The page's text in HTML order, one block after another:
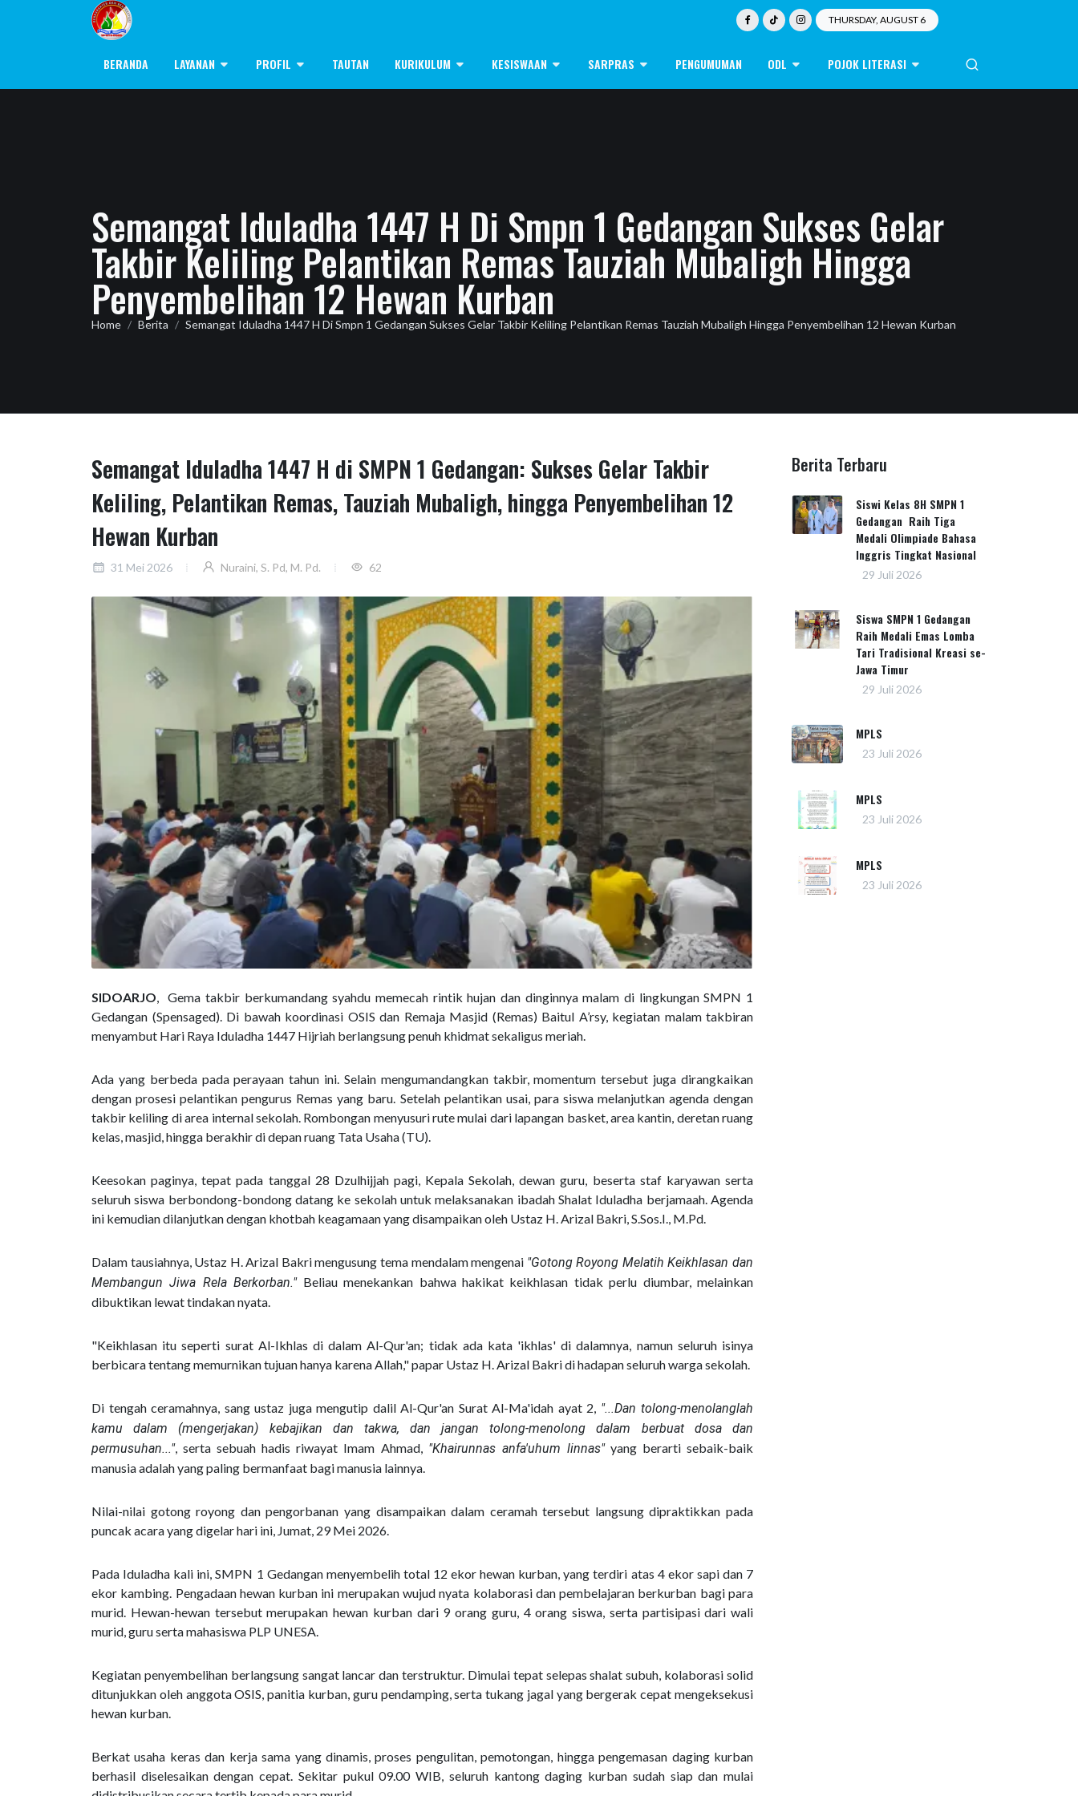
THURSDAY, AUGUST 6
BERANDA LAYANAN PROFIL TAUTAN KURIKULUM KESISWAAN SARPRAS PENGUMUMAN ODL POJOK LITERASI
Semangat Iduladha 1447 H Di Smpn 1 Gedangan Sukses Gelar
Takbir Keliling Pelantikan Remas Tauziah Mubaligh Hingga
Penyembelihan 12 Hewan Kurban
Home Berita Semangat Iduladha 1447 H Di Smpn 1 Gedangan Sukses Gelar Takbir Keliling Pelantikan Remas Tauziah Mubaligh Hingga Penyembelihan 12 Hewan Kurban
Semangat Iduladha 1447 H di SMPN 1 Gedangan: Sukses Gelar Takbir
Keliling, Pelantikan Remas, Tauziah Mubaligh, hingga Penyembelihan 12
Hewan Kurban
31 Mei 2026 Nuraini, S. Pd, M. Pd. 62
SIDOARJO , Gema takbir berkumandang syahdu memecah rintik hujan dan dinginnya malam di lingkungan SMPN 1
Gedangan (Spensaged). Di bawah koordinasi OSIS dan Remaja Masjid (Remas) Baitul A’rsy, kegiatan malam takbiran
menyambut Hari Raya Iduladha 1447 Hijriah berlangsung penuh khidmat sekaligus meriah.
Ada yang berbeda pada perayaan tahun ini. Selain mengumandangkan takbir, momentum tersebut juga dirangkaikan
dengan prosesi pelantikan pengurus Remas yang baru. Setelah pelantikan usai, para siswa melanjutkan agenda dengan
takbir keliling di area internal sekolah. Rombongan menyusuri rute mulai dari lapangan basket, area kantin, deretan ruang
kelas, masjid, hingga berakhir di depan ruang Tata Usaha (TU).
Keesokan paginya, tepat pada tanggal 28 Dzulhijjah pagi, Kepala Sekolah, dewan guru, beserta staf karyawan serta
seluruh siswa berbondong-bondong datang ke sekolah untuk melaksanakan ibadah Shalat Iduladha berjamaah. Agenda
ini kemudian dilanjutkan dengan khotbah keagamaan yang disampaikan oleh Ustaz H. Arizal Bakri, S.Sos.I., M.Pd.
Dalam tausiahnya, Ustaz H. Arizal Bakri mengusung tema mendalam mengenai "Gotong Royong Melatih Keikhlasan dan
Membangun Jiwa Rela Berkorban."Beliau menekankan bahwa hakikat keikhlasan tidak perlu diumbar, melainkan
dibuktikan lewat tindakan nyata.
"Keikhlasan itu seperti surat Al-Ikhlas di dalam Al-Qur'an; tidak ada kata 'ikhlas' di dalamnya, namun seluruh isinya
berbicara tentang memurnikan tujuan hanya karena Allah," papar Ustaz H. Arizal Bakri di hadapan seluruh warga sekolah.
Di tengah ceramahnya, sang ustaz juga mengutip dalil Al-Qur'an Surat Al-Ma'idah ayat 2, "...Dan tolong-menolanglah
kamu dalam (mengerjakan) kebajikan dan takwa, dan jangan tolong-menolong dalam berbuat dosa dan
permusuhan...", serta sebuah hadis riwayat Imam Ahmad, "Khairunnas anfa'uhum linnas"yang berarti sebaik-baik
manusia adalah yang paling bermanfaat bagi manusia lainnya.
Nilai-nilai gotong royong dan pengorbanan yang disampaikan dalam ceramah tersebut langsung dipraktikkan pada
puncak acara yang digelar hari ini, Jumat, 29 Mei 2026.
Pada Iduladha kali ini, SMPN 1 Gedangan menyembelih total 12 ekor hewan kurban, yang terdiri atas 4 ekor sapi dan 7
ekor kambing. Pengadaan hewan kurban ini merupakan wujud nyata kolaborasi dan pembelajaran berkurban bagi para
murid. Hewan-hewan tersebut merupakan hewan kurban dari 9 orang guru, 4 orang siswa, serta partisipasi dari wali
murid, guru serta mahasiswa PLP UNESA.
Kegiatan penyembelihan berlangsung sangat lancar dan terstruktur. Dimulai tepat selepas shalat subuh, kolaborasi solid
ditunjukkan oleh anggota OSIS, panitia kurban, guru pendamping, serta tukang jagal yang bergerak cepat mengeksekusi
hewan kurban.
Berkat usaha keras dan kerja sama yang dinamis, proses pengulitan, pemotongan, hingga pengemasan daging kurban
berhasil diselesaikan dengan cepat. Sekitar pukul 09.00 WIB, seluruh kantong daging kurban sudah siap dan mulai
Berita Terbaru
Siswi Kelas 8H SMPN 1
Gedangan Raih Tiga
Medali Olimpiade Bahasa
Inggris Tingkat Nasional
29 Juli 2026
Siswa SMPN 1 Gedangan
Raih Medali Emas Lomba
Tari Tradisional Kreasi se-
Jawa Timur
29 Juli 2026
MPLS
23 Juli 2026
MPLS
23 Juli 2026
MPLS
23 Juli 2026